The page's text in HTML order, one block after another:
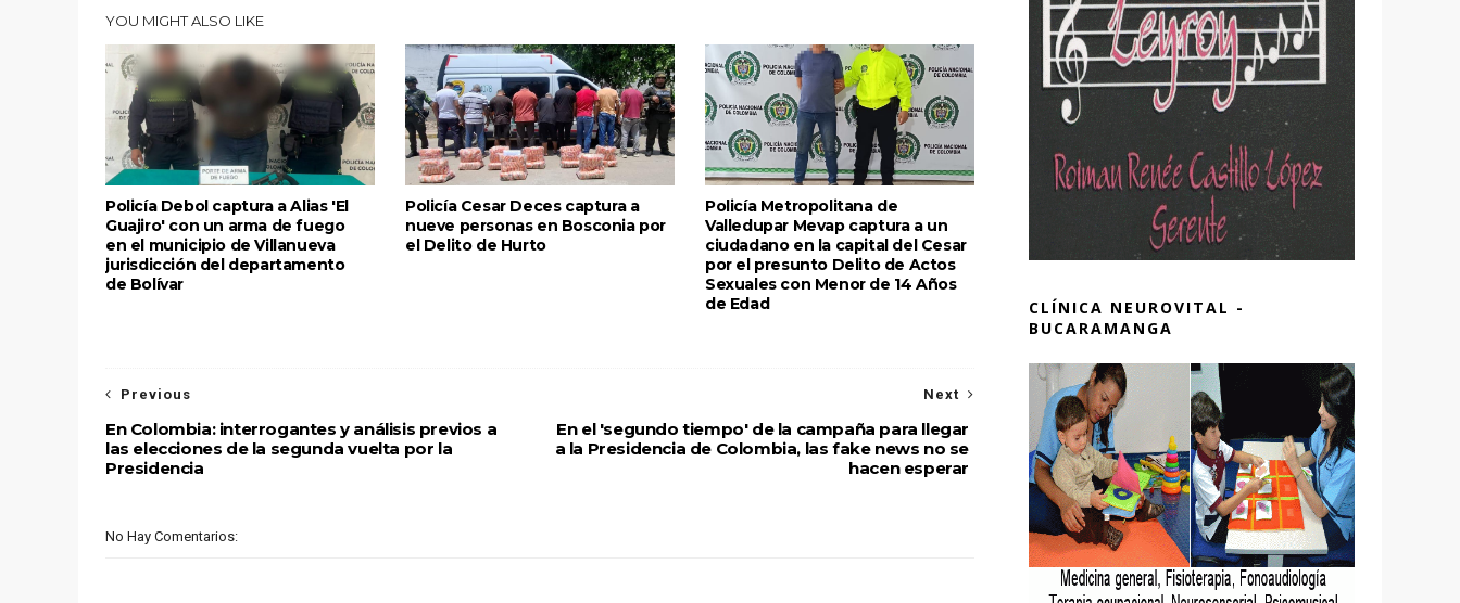
YOU MIGHT ALSO LIKE
Policía Debol captura a Alias 'El
Guajiro' con un arma de fuego
en el municipio de Villanueva
jurisdicción del departamento
de Bolívar
Policía Cesar Deces captura a
nueve personas en Bosconia por
el Delito de Hurto
Policía Metropolitana de
Valledupar Mevap captura a un
ciudadano en la capital del Cesar
por el presunto Delito de Actos
Sexuales con Menor de 14 Años
de Edad
Next
En el 'segundo tiempo' de la campaña para llegar
a la Presidencia de Colombia, las fake news no se
hacen esperar
Previous
En Colombia: interrogantes y análisis previos a
las elecciones de la segunda vuelta por la
Presidencia
No Hay Comentarios:
CLÍNICA NEUROVITAL -
BUCARAMANGA